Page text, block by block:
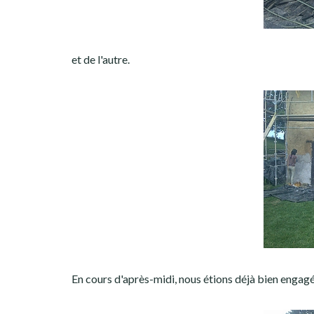
et de l'autre.
En cours d'après-midi, nous étions déjà bien